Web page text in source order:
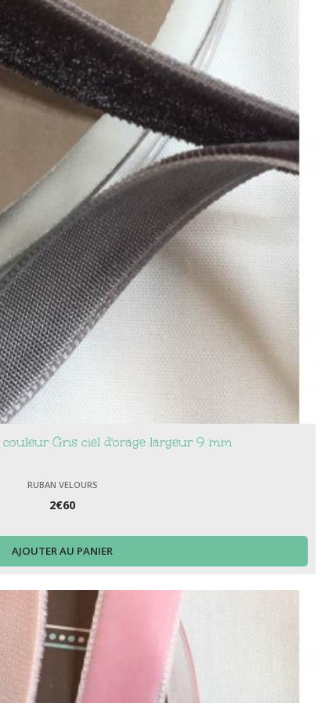
Gris ciel d'orage largeur 9 mm
RUBAN VELOURS
2€60
AJOUTER AU PANIER